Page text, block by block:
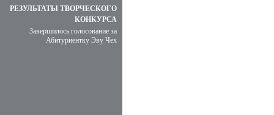
РЕЗУЛЬТАТЫ ТВОРЧЕСКОГО
КОНКУРСА
Завершилось голосование за
Абитуриентку Эву Чех